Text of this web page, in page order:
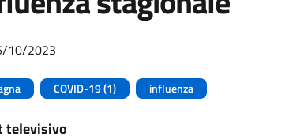
10/2023
COVID-19 (1) influenza
televisivo